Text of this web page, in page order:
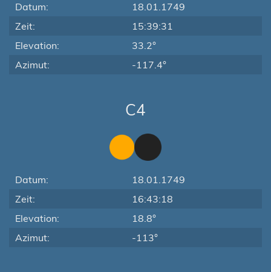
Datum:
18.01.1749
Zeit:
15:39:31
Elevation:
33.2°
Azimut:
-117.4°
C4
Datum:
18.01.1749
Zeit:
16:43:18
Elevation:
18.8°
Azimut:
-113°